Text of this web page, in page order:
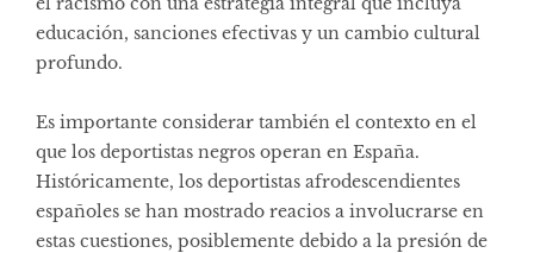
educación, sanciones efectivas y un cambio cultural
profundo.
Es importante considerar también el contexto en el
que los deportistas negros operan en España.
Históricamente, los deportistas afrodescendientes
españoles se han mostrado reacios a involucrarse en
estas cuestiones, posiblemente debido a la presión de